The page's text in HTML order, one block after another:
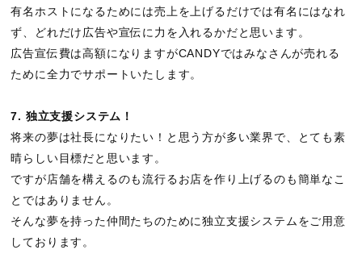
有名ホストになるためには売上を上げるだけでは有名にはなれ
ず、どれだけ広告や宣伝に力を入れるかだと思います。
広告宣伝費は高額になりますがCANDYではみなさんが売れる
ために全力でサポートいたします。
7. 独立支援システム！
将来の夢は社長になりたい！と思う方が多い業界で、とても素
晴らしい目標だと思います。
ですが店舗を構えるのも流行るお店を作り上げるのも簡単なこ
とではありません。
そんな夢を持った仲間たちのために独立支援システムをご用意
しております。